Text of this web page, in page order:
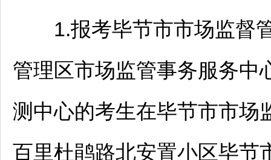
1.报考毕节市市场监督
管理区市场监管事务服务中
测中心的考生在毕节市市场
百里杜鹃路北安置小区毕节